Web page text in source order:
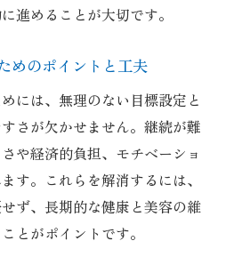
進めることが大切です。
めのポイントと工夫
には、無理のない目標設定と
さが欠かせません。継続が難
や経済的負担、モチベーショ
す。これらを解消するには、
ず、長期的な健康と美容の維
とがポイントです。